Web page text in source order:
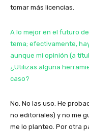
tomar más licencias.
A lo mejor en el futuro
tema; efectivamente,
aunque mi opinión (a
¿Utilizas alguna
caso?
No. No las uso. He
no editoriales) y no me
me lo planteo. Por otra